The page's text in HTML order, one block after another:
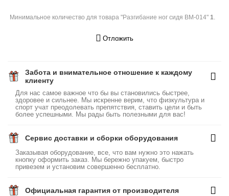
Минимальное количество для товара "Разгибание ног сидя BM-014"1.
Отложить
Забота и внимательное отношение к каждому
клиенту
Для нас самое важное что бы вы становились быстрее,
здоровее и сильнее. Мы искренне верим, что физкультура и
спорт учат преодолевать препятствия, ставить цели и быть
более успешными. Мы рады быть полезными для вас!
Сервис доставки и сборки оборудования
Заказывая оборудование, все, что вам нужно это нажать
кнопку оформить заказ. Мы бережно упакуем, быстро
привезем и установим совершенно бесплатно.
Официальная гарантия от производителя